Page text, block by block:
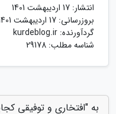
انتشار: 17 اردیبهشت 1401
بروزرسانی: 17 اردیبهشت 1401
گردآورنده: kurdeblog.ir
شناسه مطلب: 29178